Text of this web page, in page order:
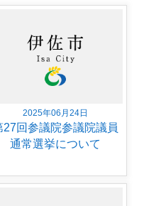
2025年06月24日
27回参議院参議院議員
通常選挙について